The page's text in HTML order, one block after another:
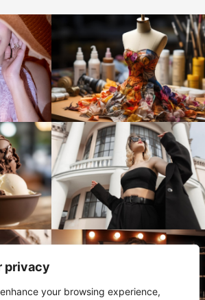
privacy
your browsing experience,